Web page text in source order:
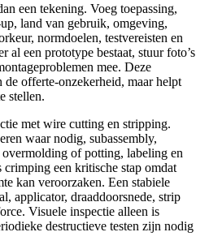
een tekening. Voeg toepassing,
land van gebruik, omgeving,
normdoelen, testvereisten en
al een prototype bestaat, stuur foto’s
mee. Deze
offerte-onzekerheid, maar helpt
stellen.
met wire cutting en stripping.
waar nodig, subassembly,
of potting, labeling en
een kritische stap omdat
kan veroorzaken. Een stabiele
applicator, draaddoorsnede, strip
Visuele inspectie alleen is
destructieve testen zijn nodig